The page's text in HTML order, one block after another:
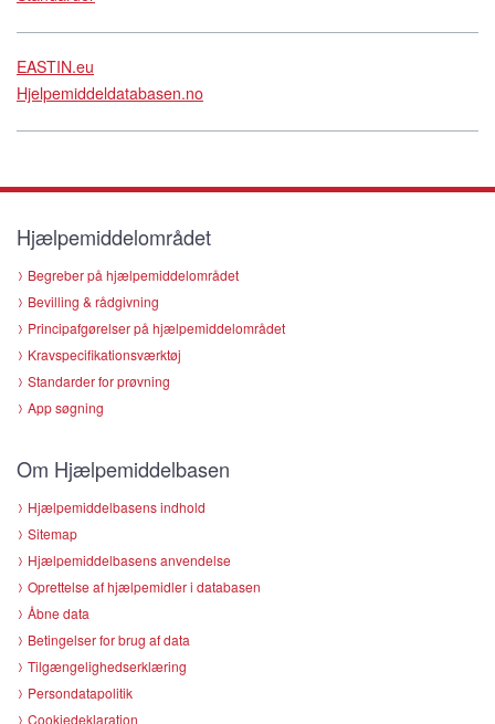
EASTIN.eu
Hjelpemiddeldatabasen.no
Hjælpemiddelområdet
Begreber på hjælpemiddelområdet
Bevilling & rådgivning
Principafgørelser på hjælpemiddelområdet
Kravspecifikationsværktøj
Standarder for prøvning
App søgning
Om Hjælpemiddelbasen
Hjælpemiddelbasens indhold
Sitemap
Hjælpemiddelbasens anvendelse
Oprettelse af hjælpemidler i databasen
Åbne data
Betingelser for brug af data
Tilgængelighedserklæring
Persondatapolitik
Cookiedeklaration